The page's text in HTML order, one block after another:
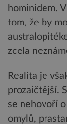
hominidem.
tom, že by
zcela
Realita je
prozaičtější.
se nehovoří
omylů,